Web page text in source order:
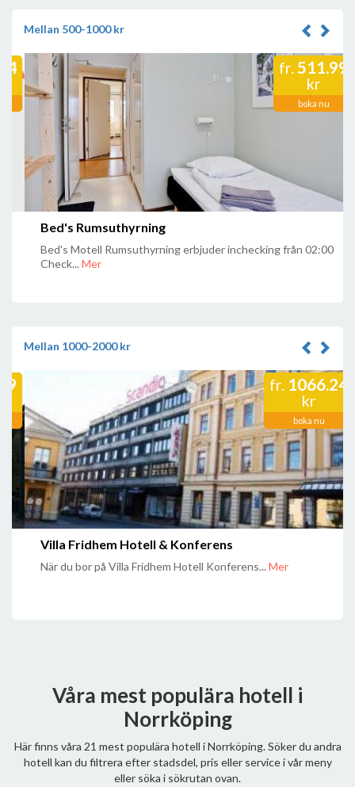
Mellan 500-1000 kr
fr.511.99
kr
boka nu
Bed's Rumsuthyrning
Bed's Motell Rumsuthyrning erbjuder inchecking från 02:00
Check...Mer
Mellan 1000-2000 kr
fr.1066.24
kr
boka nu
Villa Fridhem Hotell & Konferens
När du bor på Villa Fridhem Hotell Konferens...Mer
Våra mest populära hotell i
Norrköping
Här finns våra 21 mest populära hotell i Norrköping. Söker du andra
hotell kan du filtrera efter stadsdel, pris eller service i vår meny
eller söka i sökrutan ovan.